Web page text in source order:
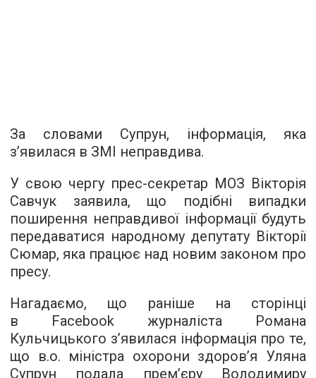
За словами Супрун, інформація, яка
з’явилася в ЗМІ неправдива.
У свою чергу прес-секретар МОЗ Вікторія
Савчук заявила, що подібні випадки
поширення неправдивої інформації будуть
передаватися народному депутату Вікторії
Сюмар, яка працює над новим законом про
пресу.
Нагадаємо, що раніше на сторінці
в Facebook журналіста Романа
Кульчицького з’явилася інформація про те,
що в.о. міністра охорони здоров’я Уляна
Супрун подала прем’єру Володимиру